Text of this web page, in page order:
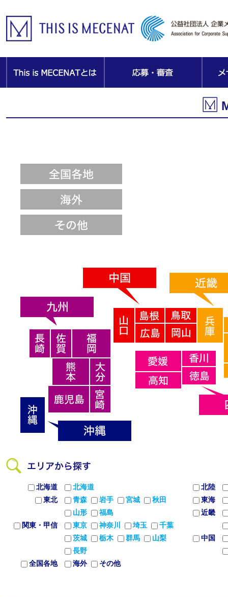
北海道 北海道
北陸
東北
青森 岩手 宮城 秋田
東海
山形
福島
近畿
関東・甲信
東京 神奈川 埼玉
千葉
茨城
栃木 群馬 山梨
中国
長野
全国各地
海外 その他